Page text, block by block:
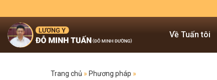
Về Tuấn tôi
Trang chủ » Phương pháp »